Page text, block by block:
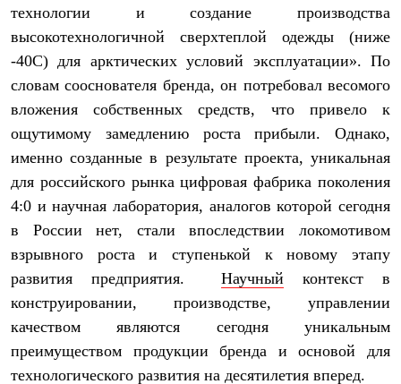
ЗА ПОЛЯРНЫМ КРУГОМ
BASK kids
CITY
ИДЁМ В ПОХОД
Дневник капитана
Компания
Баск сегодня
История
Отцы основатели
Производство
Баск в вашем городе
Технологии
Команда Баск
Сотрудничество
Дилерам
Стать дилером
Корпоративным клиентам
технологии и создание производства
высокотехнологичной сверхтеплой одежды (ниже
-40С) для арктических условий эксплуатации». По
словам сооснователя бренда, он потребовал весомого
вложения собственных средств, что привело к
ощутимому замедлению роста прибыли. Однако,
именно созданные в результате проекта, уникальная
для российского рынка цифровая фабрика поколения
4:0 и научная лаборатория, аналогов которой сегодня
в России нет, стали впоследствии локомотивом
взрывного роста и ступенькой к новому этапу
развития предприятия.
Научный
контекст в
конструировании, производстве, управлении
качеством являются сегодня уникальным
преимуществом продукции бренда и основой для
технологического развития на десятилетия вперед.